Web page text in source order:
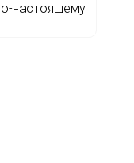
настоящему